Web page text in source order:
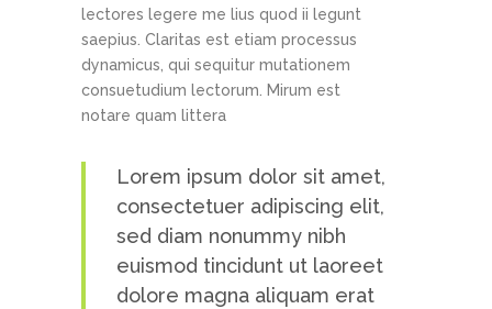
lectores legere me lius quod ii legunt
saepius. Claritas est etiam processus
dynamicus, qui sequitur mutationem
consuetudium lectorum. Mirum est
notare quam littera
Lorem ipsum dolor sit amet,
consectetuer adipiscing elit,
sed diam nonummy nibh
euismod tincidunt ut laoreet
dolore magna aliquam erat